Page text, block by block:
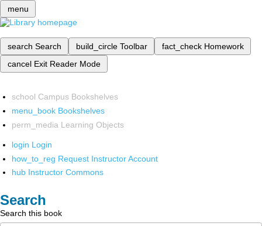
menu
search Search build_circle Toolbar fact_check Homework
cancel Exit Reader Mode
school Campus Bookshelves
menu_book Bookshelves
perm_media Learning Objects
login Login
how_to_reg Request Instructor Account
hub Instructor Commons
Search
Search this book